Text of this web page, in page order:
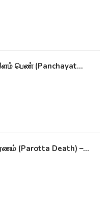
பெண் (Panchayat...
(Parotta Death) –...